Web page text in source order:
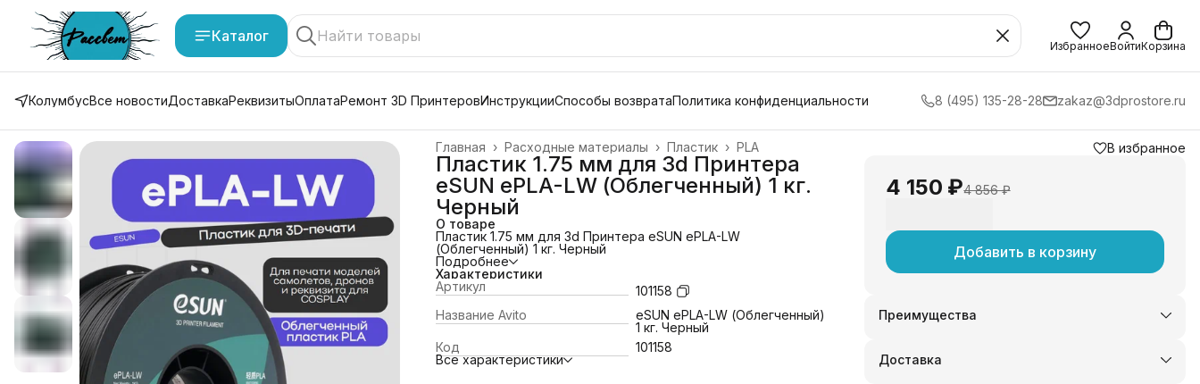
Каталог
ИзбранноеВойтиКорзина
КолумбусВсе новостиДоставкаРеквизитыОплатаРемонт 3D ПринтеровИнструкцииСпособы возвратаПолитика конфиденциальности 8 (495) 135-28-28 zakaz@3dprostore.ru
PLA
Пластик ›
Расходные материалы ›
Главная ›
Пластик 1.75 мм для 3d Принтера
eSUN ePLA-LW (Облегченный) 1 кг.
Черный
О товаре
Пластик 1.75 мм для 3d Принтера eSUN ePLA-LW
(Облегченный) 1 кг. Черный
Подробнее
Характеристики
Артикул
101158
Название Avito
eSUN ePLA-LW (Облегченный)
1 кг. Черный
Код
101158
Все характеристики
В избранное
4 150 ₽4 856 ₽
Добавить в корзину
Преимущества
Оплата частями в Сплит
Удобный возврат
Доставка